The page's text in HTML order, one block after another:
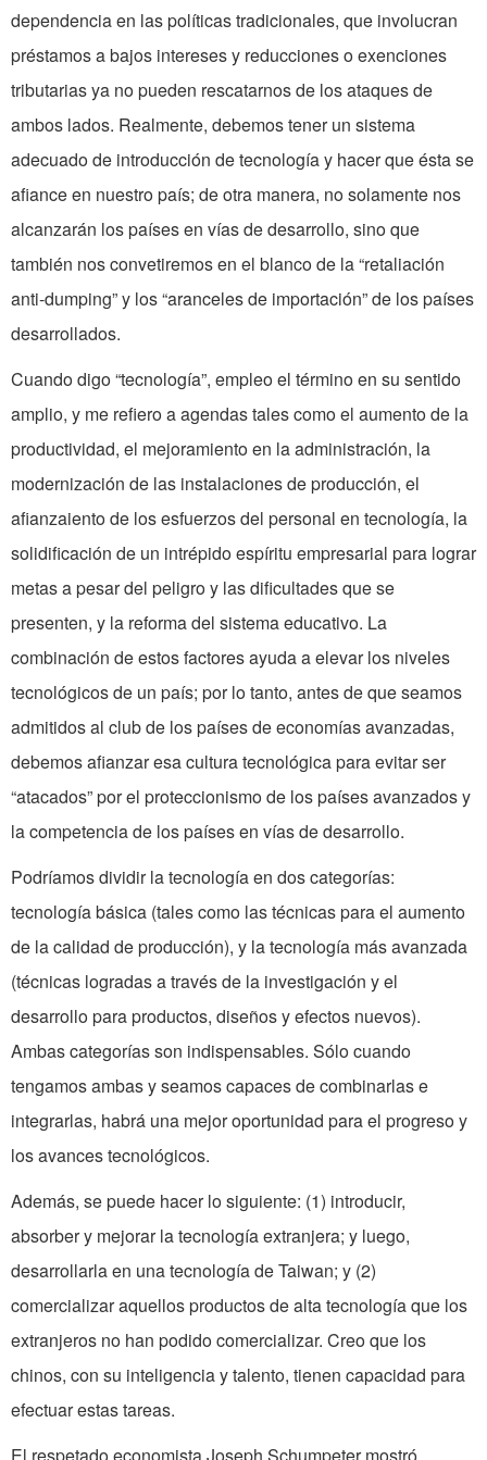
dependencia en las políticas tradicionales, que involucran
préstamos a bajos intereses y reducciones o exenciones
tributarias ya no pueden rescatarnos de los ataques de
ambos lados. Realmente, debemos tener un sistema
adecuado de introducción de tecnología y hacer que ésta se
afiance en nuestro país; de otra manera, no solamente nos
alcanzarán los países en vías de desarrollo, sino que
también nos convetiremos en el blanco de la “retaliación
anti-dumping” y los “aranceles de importación” de los países
desarrollados.
Cuando digo “tecnología”, empleo el término en su sentido
amplio, y me refiero a agendas tales como el aumento de la
productividad, el mejoramiento en la administración, la
modernización de las instalaciones de producción, el
afianzaiento de los esfuerzos del personal en tecnología, la
solidificación de un intrépido espíritu empresarial para lograr
metas a pesar del peligro y las dificultades que se
presenten, y la reforma del sistema educativo. La
combinación de estos factores ayuda a elevar los niveles
tecnológicos de un país; por lo tanto, antes de que seamos
admitidos al club de los países de economías avanzadas,
debemos afianzar esa cultura tecnológica para evitar ser
“atacados” por el proteccionismo de los países avanzados y
la competencia de los países en vías de desarrollo.
Podríamos dividir la tecnología en dos categorías:
tecnología básica (tales como las técnicas para el aumento
de la calidad de producción), y la tecnología más avanzada
(técnicas logradas a través de la investigación y el
desarrollo para productos, diseños y efectos nuevos).
Ambas categorías son indispensables. Sólo cuando
tengamos ambas y seamos capaces de combinarlas e
integrarlas, habrá una mejor oportunidad para el progreso y
los avances tecnológicos.
Además, se puede hacer lo siguiente: (1) introducir,
absorber y mejorar la tecnología extranjera; y luego,
desarrollarla en una tecnología de Taiwan; y (2)
comercializar aquellos productos de alta tecnología que los
extranjeros no han podido comercializar. Creo que los
chinos, con su inteligencia y talento, tienen capacidad para
efectuar estas tareas.